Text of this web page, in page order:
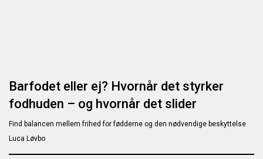
Barfodet eller ej? Hvornår det styrker
fodhuden – og hvornår det slider
Find balancen mellem frihed for fødderne og den nødvendige beskyttelse
Luca Løvbo